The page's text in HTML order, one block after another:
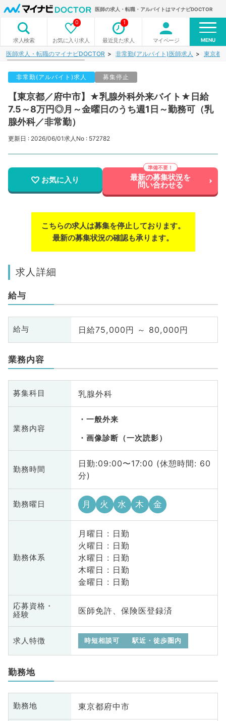
医師の求人・転職・アルバイトはマイナビDOCTOR
求人検索 お気に入り求人
0
最近見た求人
1
マイページ MENU
医師求人・転職のマイナビDOCTOR 非常勤(アルバイト)医師求人 東京都
非常勤(アルバイト)求人 募集停止
【東京都／府中市】★乳腺外科外来バイト★日給
7.5～8万円◎月～金曜日のうち週1日～勤務可（乳
腺外科／非常勤）
更新日 : 2026/06/01求人No : 572782
お気に入り 最新の募集状況を
問い合わせる
こちらの求人は募集を停止しております。
最新の募集状況の確認も承ります。
求人詳細
給与
給与 日給75,000円 ～ 80,000円
業務内容
募集科目 乳腺外科
業務内容
一般外来
画像診断（一次読影）
勤務時間
日勤:09:00〜17:00 (休憩時間: 60
分)
勤務曜日 月 火 水 木 金
勤務体系
月曜日 : 日勤
火曜日 : 日勤
水曜日 : 日勤
木曜日 : 日勤
金曜日 : 日勤
応募資格・
経験
医師免許、保険医登録済
求人特徴 時短相談可 駅近・徒歩圏内
勤務地
勤務地 東京都府中市